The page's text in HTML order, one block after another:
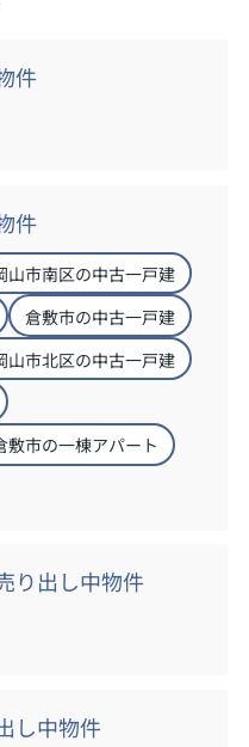
件
件
山市南区の中古一戸建
倉敷市の中古一戸建
山市北区の中古一戸建
敷市の一棟アパート
り出し中物件
し中物件